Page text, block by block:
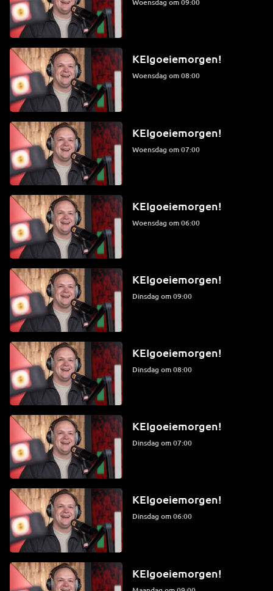
woensdag om 09:00
KEIgoeiemorgen!
woensdag om 08:00
KEIgoeiemorgen!
woensdag om 07:00
KEIgoeiemorgen!
woensdag om 06:00
KEIgoeiemorgen!
dinsdag om 09:00
KEIgoeiemorgen!
dinsdag om 08:00
KEIgoeiemorgen!
dinsdag om 07:00
KEIgoeiemorgen!
dinsdag om 06:00
KEIgoeiemorgen!